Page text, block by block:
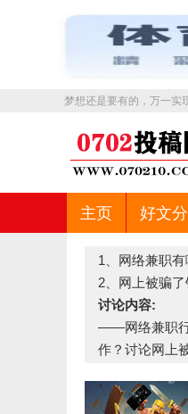
梦想还是要有的，万一实
主页 好文
1、网络兼职有
2、网上被骗了
讨论内容:
——网络兼职行
作？讨论网上